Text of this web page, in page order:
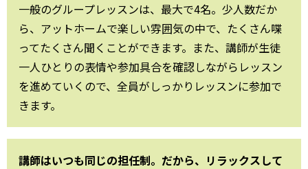
一般のグループレッスンは、最大で4名。少人数だか
ら、アットホームで楽しい雰囲気の中で、たくさん喋
ってたくさん聞くことができます。また、講師が生徒
一人ひとりの表情や参加具合を確認しながらレッスン
を進めていくので、全員がしっかりレッスンに参加で
きます。
講師はいつも同じの担任制。だから、リラックスして